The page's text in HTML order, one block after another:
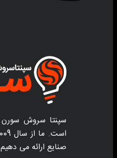
سپنتا سروش سورن
صنایع ارائه می